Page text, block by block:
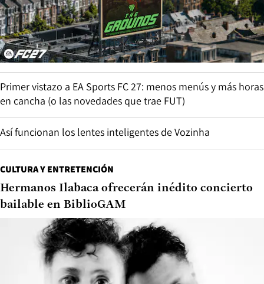
Primer vistazo a EA Sports FC 27: menos menús y más horas
en cancha (o las novedades que trae FUT)
Así funcionan los lentes inteligentes de Vozinha
CULTURA Y ENTRETENCIÓN
Hermanos Ilabaca ofrecerán inédito concierto
bailable en BiblioGAM